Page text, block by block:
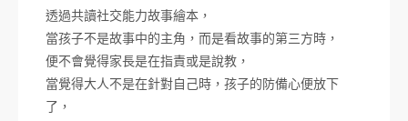
透過共讀社交能力故事繪本，
當孩子不是故事中的主角，而是看故事的第三方時，
便不會覺得家長是在指責或是說教，
當覺得大人不是在針對自己時，孩子的防備心便放下
了，